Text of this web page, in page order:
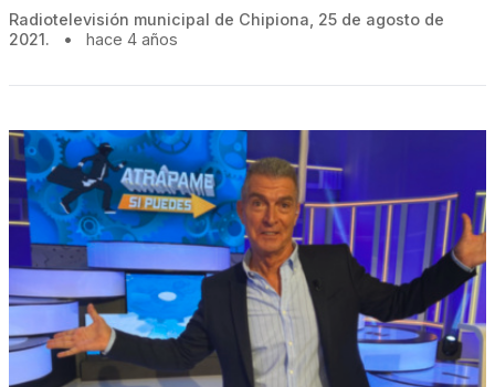
Radiotelevisión municipal de Chipiona, 25 de agosto de
2021.
• hace 4 años